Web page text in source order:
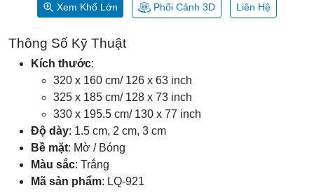
Xem Khổ Lớn Phối Cảnh 3D Liên Hệ
Thông Số Kỹ Thuật
Kích thước:
320 x 160 cm/ 126 x 63 inch
325 x 185 cm/ 128 x 73 inch
330 x 195.5 cm/ 130 x 77 inch
Độ dày: 1.5 cm, 2 cm, 3 cm
Bề mặt: Mờ / Bóng
Màu sắc: Trắng
Mã sản phẩm: LQ-921